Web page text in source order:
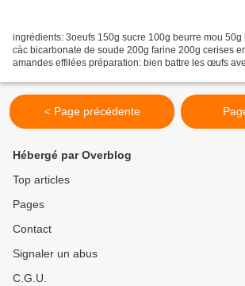
ingrédients: 3oeufs 150g sucre 100g beurre mou
càc bicarbonate de soude 200g farine 200g cerises
amandes effilées préparation: bien battre les œufs
< Page précédente
Hébergé par Overblog
Top articles
Pages
Contact
Signaler un abus
C.G.U.